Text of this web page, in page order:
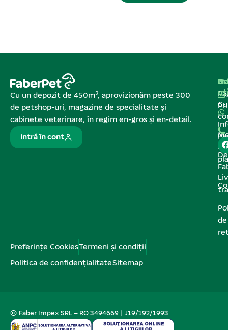
Cu un depozit de 450m², aprovizionăm peste 300
de petshop-uri, magazine de specialitate și
cabinete veterinare, în regim en-gros și en-detail.
Intră în cont
de
de
Preferințe CookiesTermeni și condiții
Politica de confidențialitateSitemap
© Faber Impex SRL – RO 3494669 | J19/192/1993